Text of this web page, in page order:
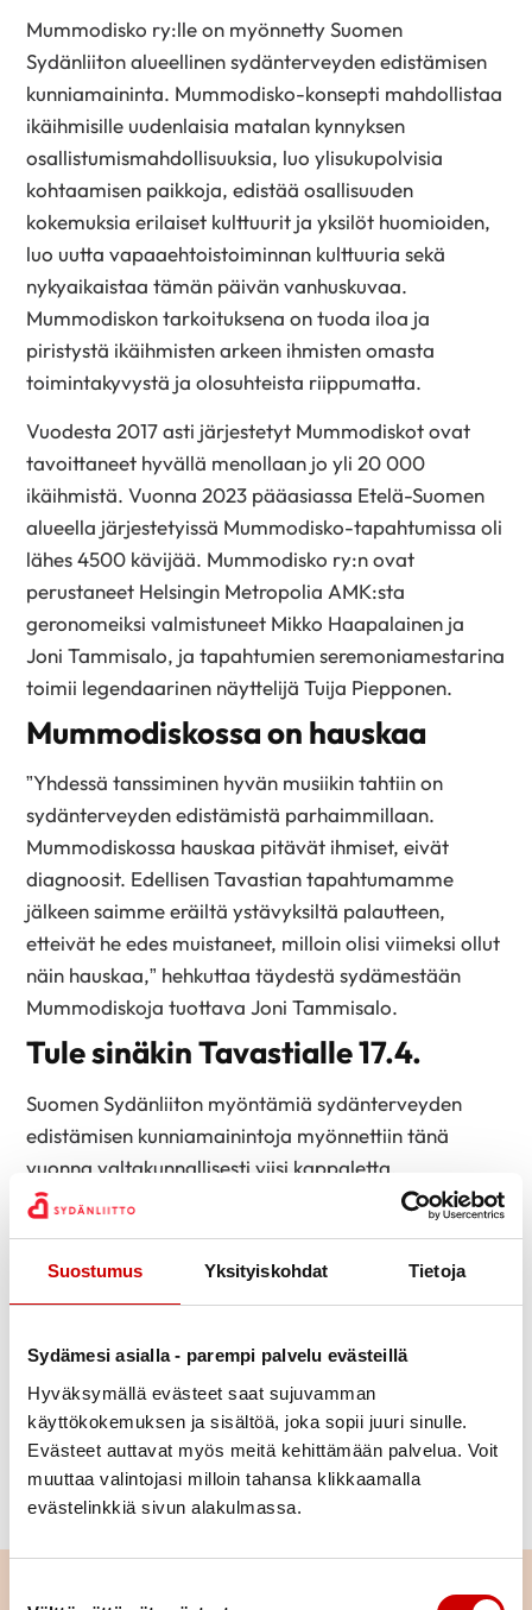
Suostumus Yksityiskohdat Tietoja
Sydämesi asialla - parempi palvelu evästeillä
Hyväksymällä evästeet saat sujuvamman
käyttökokemuksen ja sisältöä, joka sopii juuri sinulle.
Evästeet auttavat myös meitä kehittämään palvelua. Voit
muuttaa valintojasi milloin tahansa klikkaamalla
evästelinkkiä sivun alakulmassa.
Mummodisko ry:lle on myönnetty Suomen
Sydänliiton alueellinen sydänterveyden edistämisen
kunniamaininta. Mummodisko-konsepti mahdollistaa
ikäihmisille uudenlaisia matalan kynnyksen
osallistumismahdollisuuksia, luo ylisukupolvisia
kohtaamisen paikkoja, edistää osallisuuden
kokemuksia erilaiset kulttuurit ja yksilöt huomioiden,
luo uutta vapaaehtoistoiminnan kulttuuria sekä
nykyaikaistaa tämän päivän vanhuskuvaa.
Mummodiskon tarkoituksena on tuoda iloa ja
piristystä ikäihmisten arkeen ihmisten omasta
toimintakyvystä ja olosuhteista riippumatta.
Vuodesta 2017 asti järjestetyt Mummodiskot ovat
tavoittaneet hyvällä menollaan jo yli 20 000
ikäihmistä. Vuonna 2023 pääasiassa Etelä-Suomen
alueella järjestetyissä Mummodisko-tapahtumissa oli
lähes 4500 kävijää. Mummodisko ry:n ovat
perustaneet Helsingin Metropolia AMK:sta
geronomeiksi valmistuneet Mikko Haapalainen ja
Joni Tammisalo, ja tapahtumien seremoniamestarina
toimii legendaarinen näyttelijä Tuija Piepponen.
Mummodiskossa on hauskaa
”Yhdessä tanssiminen hyvän musiikin tahtiin on
sydänterveyden edistämistä parhaimmillaan.
Mummodiskossa hauskaa pitävät ihmiset, eivät
diagnoosit. Edellisen Tavastian tapahtumamme
jälkeen saimme eräiltä ystävyksiltä palautteen,
etteivät he edes muistaneet, milloin olisi viimeksi ollut
näin hauskaa,” hehkuttaa täydestä sydämestään
Mummodiskoja tuottava Joni Tammisalo.
Tule sinäkin Tavastialle 17.4.
Suomen Sydänliiton myöntämiä sydänterveyden
edistämisen kunniamainintoja myönnettiin tänä
vuonna valtakunnallisesti viisi kappaletta.
Mummodiskon kunniamaininta jaetaan kaikille
tapahtumassa Helsingin Tavastia-klubilla
klo 12.30. Artistina Virve Rosti & Loyals sekä
juontajina Kaj Kunnas sekä Tuija Piepponen.
Lisätietoa tapahtumasta Mummodiskon omilta
sivuiltamummodisko.fi